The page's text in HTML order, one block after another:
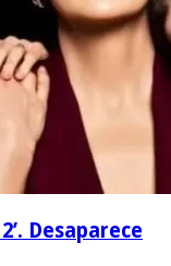
Desaparece